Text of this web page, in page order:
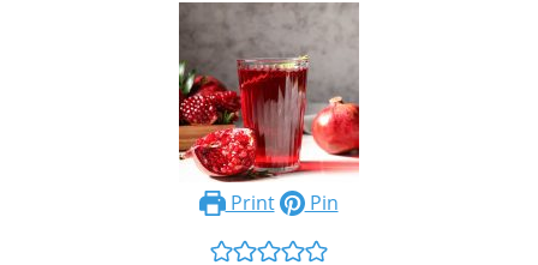
Print Pin